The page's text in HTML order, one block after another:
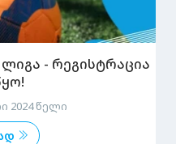
- რეგისტრაცია
2024 წელი